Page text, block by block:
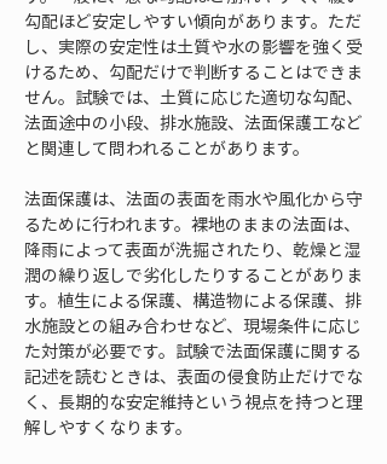
勾配ほど安定しやすい傾向があります。ただ
し、実際の安定性は土質や水の影響を強く受
けるため、勾配だけで判断することはできま
せん。試験では、土質に応じた適切な勾配、
法面途中の小段、排水施設、法面保護工など
と関連して問われることがあります。
法面保護は、法面の表面を雨水や風化から守
るために行われます。裸地のままの法面は、
降雨によって表面が洗掘されたり、乾燥と湿
潤の繰り返しで劣化したりすることがありま
す。植生による保護、構造物による保護、排
水施設との組み合わせなど、現場条件に応じ
た対策が必要です。試験で法面保護に関する
記述を読むときは、表面の侵食防止だけでな
く、長期的な安定維持という視点を持つと理
解しやすくなります。